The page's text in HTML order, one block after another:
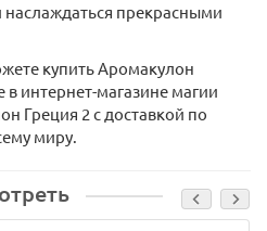
наслаждаться прекрасными
купить Аромакулон
интернет-магазине магии
Греция 2 с доставкой по
миру.